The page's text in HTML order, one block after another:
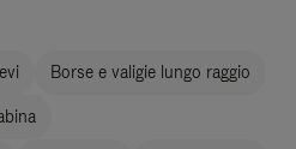
Borse e valigie lungo raggio